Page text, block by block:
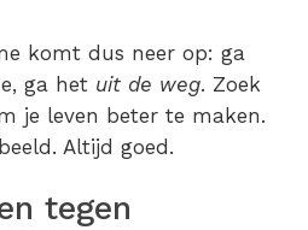
komt dus neer op: ga
ga het uit de weg. Zoek
je leven beter te maken.
Altijd goed.
tegen